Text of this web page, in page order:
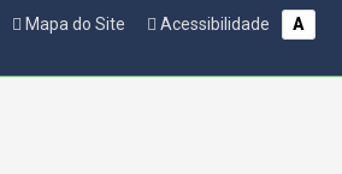
Mapa do Site Acessibilidade
A